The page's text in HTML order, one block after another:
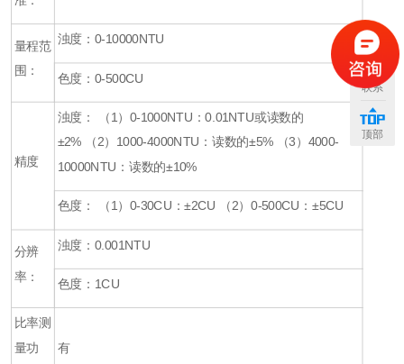
量程范
围：
浊度：0-10000NTU
色度：0-500CU
精度
浊度： （1 ） 0-1000NTU ：0.01NTU或读数的
±2%
（2） 1000-4000NTU ：读数的±5% （3） 4000-
10000NTU ：读数的±10%
色度： （1） 0-30CU ：±2CU （2）0-500CU ：±5CU
分辨
率：
浊度：0.001NTU
色度： 1CU
比率测
量功
有
联系
顶部